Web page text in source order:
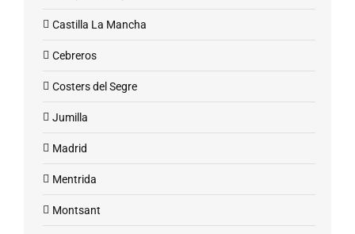
Castilla La Mancha
Cebreros
Costers del Segre
Jumilla
Madrid
Mentrida
Montsant